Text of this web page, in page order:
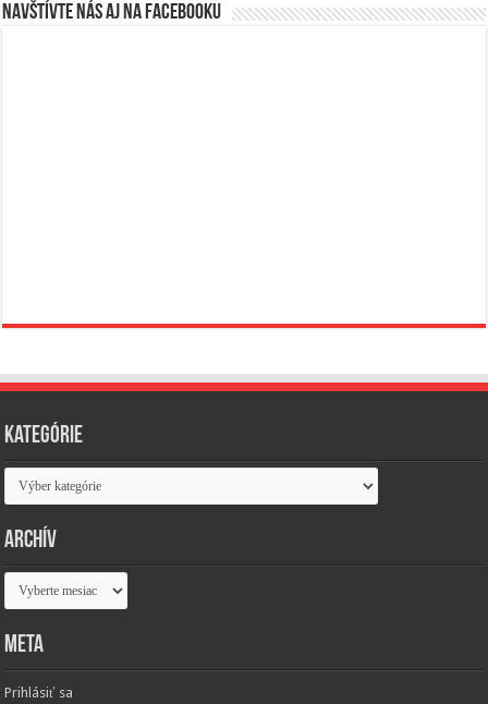
Navštívte nás aj na Facebooku
Kategórie
Kategórie
Archív
Archív
Meta
Prihlásiť sa